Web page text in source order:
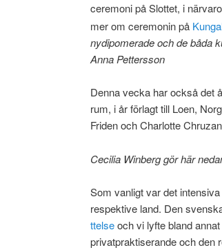
ceremoni på Slottet, i
mer om ceremonin på
nydipomerade och de båda
Anna Pettersson
Denna vecka har också det
rum, i år förlagt till Loen,
Friden och Charlotte
Cecilia Winberg gör här
Som vanligt var det
respektive land. Den
ttelseoch vi lyfte bland
privatpraktiserande och den